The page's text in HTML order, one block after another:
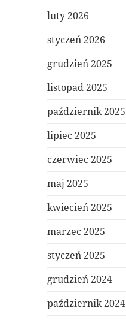
luty 2026
styczeń 2026
grudzień 2025
listopad 2025
październik 2025
lipiec 2025
czerwiec 2025
maj 2025
kwiecień 2025
marzec 2025
styczeń 2025
grudzień 2024
październik 2024